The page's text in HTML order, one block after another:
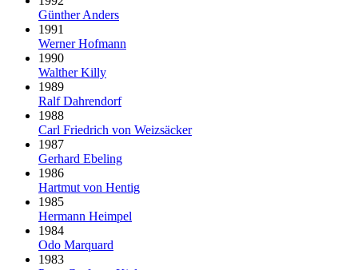
Günther Anders
1991
Werner Hofmann
1990
Walther Killy
1989
Ralf Dahrendorf
1988
Carl Friedrich von Weizsäcker
1987
Gerhard Ebeling
1986
Hartmut von Hentig
1985
Hermann Heimpel
1984
Odo Marquard
1983